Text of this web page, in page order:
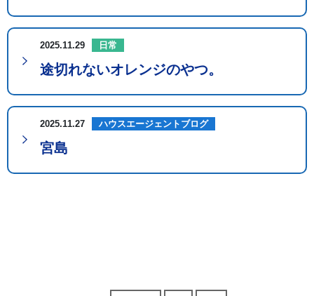
2025.11.29 日常
途切れないオレンジのやつ。
2025.11.27 ハウスエージェントブログ
宮島